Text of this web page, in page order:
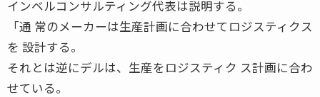
インベルコンサルティング代表は説明する。
「通 常のメーカーは生産計画に合わせてロジスティクス
を 設計する。
それとは逆にデルは、生産をロジスティク ス計画に合わ
せている。